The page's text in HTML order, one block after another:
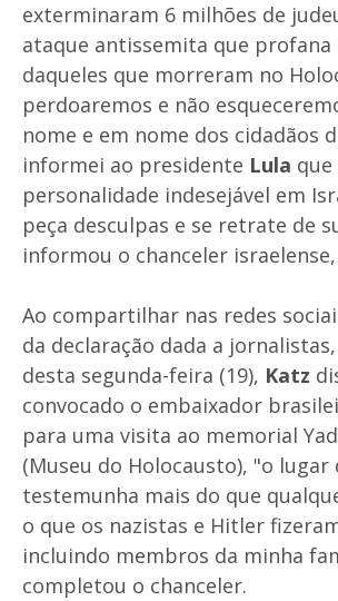
exterminaram 6 milhões de
ataque antissemita que profana
daqueles que morreram no
perdoaremos e não
nome e em nome dos cidadãos
informei ao presidente Lula que
personalidade indesejável em
peça desculpas e se retrate de
informou o chanceler israelense,
Ao compartilhar nas redes
da declaração dada a
desta segunda-feira (19), Katz
convocado o embaixador
para uma visita ao memorial
(Museu do Holocausto), "o lugar
testemunha mais do que
o que os nazistas e Hitler
incluindo membros da minha
completou o chanceler.